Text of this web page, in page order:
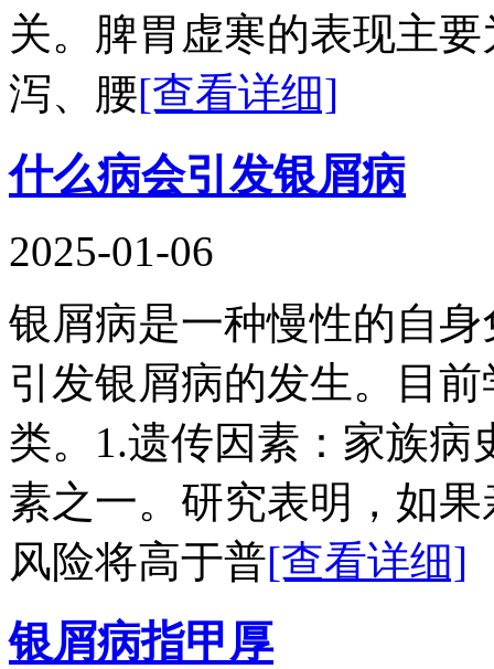
关。脾胃虚寒的表现主
泻、腰[查看详细]
什么病会引发银屑病
2025-01-06
银屑病是一种慢性的自
引发银屑病的发生。目
类。1.遗传因素：家族
素之一。研究表明，如
风险将高于普[查看详细]
银屑病指甲厚